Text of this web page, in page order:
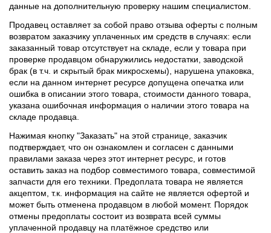
данные на дополнительную проверку нашим специалистом.
Продавец оставляет за собой право отзыва оферты с полным
возвратом заказчику уплаченных им средств в случаях: если
заказанный товар отсутствует на складе, если у товара при
проверке продавцом обнаружились недостатки, заводской
брак (в т.ч. и скрытый брак микросхемы), нарушена упаковка,
если на данном интернет ресурсе допущена опечатка или
ошибка в описании этого товара, стоимости данного товара,
указана ошибочная информация о наличии этого товара на
складе продавца.
Нажимая кнопку "Заказать" на этой странице, заказчик
подтверждает, что он ознакомлен и согласен с данными
правилами заказа через этот интернет ресурс, и готов
оставить заказ на подбор совместимого товара, совместимой
запчасти для его техники. Предоплата товара не является
акцептом, т.к. информация на сайте не является офертой и
может быть отменена продавцом в любой момент. Порядок
отмены предоплаты состоит из возврата всей суммы
уплаченной продавцу на платёжное средство или